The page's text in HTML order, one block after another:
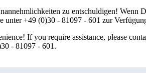
zu entschuldigen! Wenn
unter +49 (0)30 - 81097 - 601 zur
If you require assistance, please
- 81097 - 601.